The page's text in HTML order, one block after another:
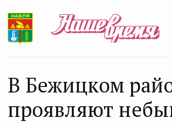
В Бежицком
проявляют